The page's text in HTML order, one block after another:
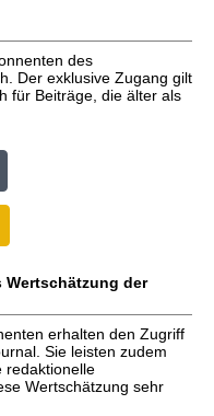
des
Der exklusive Zugang gilt
für Beiträge, die älter als
Wertschätzung der
erhalten den Zugriff
Sie leisten zudem
redaktionelle
Wertschätzung sehr